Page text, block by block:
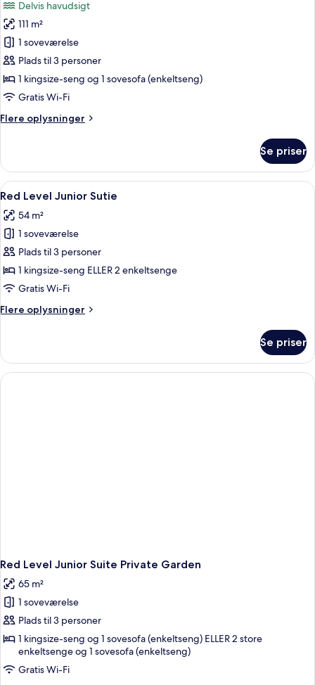
With
Whirpool
billeder
af
Red
Level
Grand
Suite
Delvis havudsigt
111 m²
1 soveværelse
Plads til 3 personer
1 kingsize-seng og 1 sovesofa (enkeltseng)
Gratis Wi-Fi
Flere oplysninger
Flere
Level
Grand
Suite
Se priser
Indlæs
alle
billeder
af
Red
Level
Junior
Et hotelværelse med en stor seng, et
10
Red Level Junior Sutie
54 m²
1 soveværelse
Plads til 3 personer
1 kingsize-seng ELLER 2 enkeltsenge
Gratis Wi-Fi
Flere oplysninger
Flere
Level
Junior
Sutie
Se priser
Red Level Junior Suite Private Garden
65 m²
1 soveværelse
Plads til 3 personer
1 kingsize-seng og 1 sovesofa (enkeltseng) ELLER 2 store
enkeltsenge og 1 sovesofa (enkeltseng)
Gratis Wi-Fi